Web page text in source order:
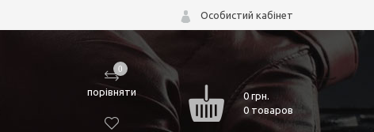
Особистий кабінет
0
порівняти 0грн.
0 товаров